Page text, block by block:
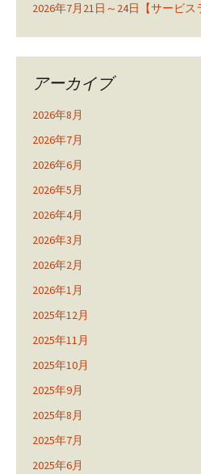
2026年7月21日～24日【サービス
アーカイブ
2026年8月
2026年7月
2026年6月
2026年5月
2026年4月
2026年3月
2026年2月
2026年1月
2025年12月
2025年11月
2025年10月
2025年9月
2025年8月
2025年7月
2025年6月